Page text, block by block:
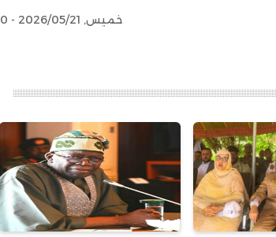
خميس, 2026/05/21 - 06:40